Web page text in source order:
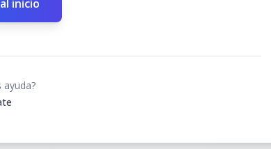
inicio
ayuda?